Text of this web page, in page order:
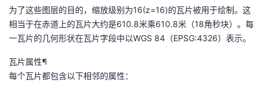
程
认
的
验
我
收
支
声
议
为了这些图层的目的，缩放级别为16(z=16)的瓦片被用于绘制。这
相当于在赤道上的瓦片大约是610.8米乘610.8米（18角秒块）。每
一瓦片的几何形状在瓦片字段中以WGS 84（EPSG:4326）表示。
瓦片属性¶
每个瓦片都包含以下相邻的属性：